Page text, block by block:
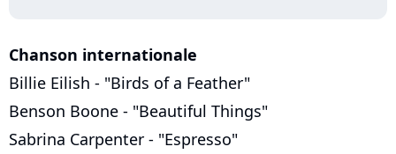
Chanson internationale
Billie Eilish - "Birds of a Feather"
Benson Boone - "Beautiful Things"
Sabrina Carpenter - "Espresso"